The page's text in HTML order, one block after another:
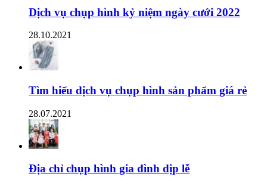
Dịch vụ chụp hình kỷ niệm ngày cưới 2022
28.10.2021
Tìm hiểu dịch vụ chụp hình sản phẩm giá rẻ
28.07.2021
Địa chỉ chụp hình gia đình dịp lễ